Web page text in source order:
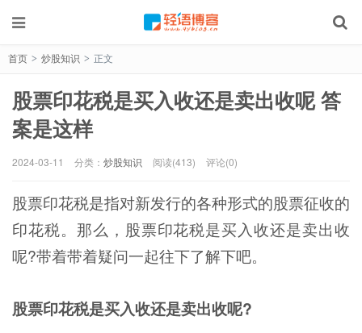
首页 > 炒股知识 > 正文
股票印花税是买入收还是卖出收呢 答
案是这样
2024-03-11 分类： 炒股知识 阅读(413) 评论(0)
股票印花税是指对新发行的各种形式的股票征收的
印花税。那么，股票印花税是买入收还是卖出收
呢?带着带着疑问一起往下了解下吧。
股票印花税是买入收还是卖出收呢?